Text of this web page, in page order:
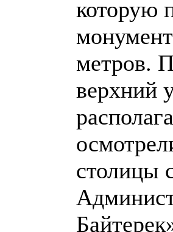
которую
метров.
верхний
столицы